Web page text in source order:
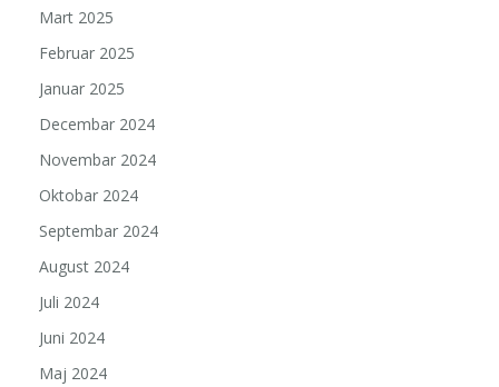
Mart 2025
Februar 2025
Januar 2025
Decembar 2024
Novembar 2024
Oktobar 2024
Septembar 2024
August 2024
Juli 2024
Juni 2024
Maj 2024